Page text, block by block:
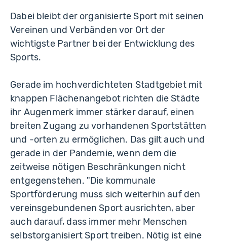
Dabei bleibt der organisierte Sport mit seinen
Vereinen und Verbänden vor Ort der
wichtigste Partner bei der Entwicklung des
Sports.
Gerade im hochverdichteten Stadtgebiet mit
knappen Flächenangebot richten die Städte
ihr Augenmerk immer stärker darauf, einen
breiten Zugang zu vorhandenen Sportstätten
und -orten zu ermöglichen. Das gilt auch und
gerade in der Pandemie, wenn dem die
zeitweise nötigen Beschränkungen nicht
entgegenstehen. "Die kommunale
Sportförderung muss sich weiterhin auf den
vereinsgebundenen Sport ausrichten, aber
auch darauf, dass immer mehr Menschen
selbstorganisiert Sport treiben. Nötig ist eine